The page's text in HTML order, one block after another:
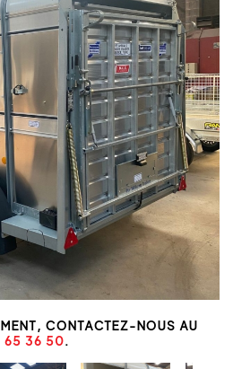
CONTACTEZ-NOUS AU
65 36 50.